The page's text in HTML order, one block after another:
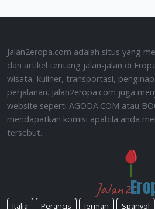
Jalan2eropa.com adalah situs yang
dan artikel tentang jalan-jalan di
wisata, kuliner, transportasi,
perjalanan. Jalan2eropa.com juga
website seperti AGODA.COM atau
mendapatkan komisi apabila anda
tersebut.
Jalan2
Italia Perancis Jerman Spanyol